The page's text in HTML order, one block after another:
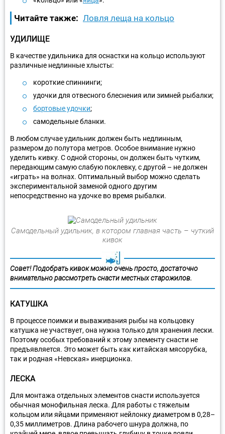
Читайте также: Ловля леща на кольцо
УДИЛИЩЕ
В качестве удильника для оснастки на кольцо используют
различные недлинные хлысты:
короткие спиннинги;
удочки для отвесного блеснения или зимней рыбалки;
бортовые удочки;
самодельные бланки.
В любом случае удильник должен быть недлинным,
размером до полутора метров. Особое внимание нужно
уделить кивку. С одной стороны, он должен быть чутким,
передающим самую слабую поклевку, с другой – не должен
«играть» на волнах. Оптимальный выбор можно сделать
экспериментальной заменой одного другим
непосредственно на удочке во время рыбалки.
Самодельный удильник, в котором главная часть – чуткий
кивок
Совет! Подобрать кивок можно очень просто, достаточно
внимательно рассмотреть снасти местных старожилов.
КАТУШКА
В процессе поимки и вываживания рыбы на кольцовку
катушка не участвует, она нужна только для хранения лески.
Поэтому особых требований к этому элементу снасти не
предъявляется. Это может быть как китайская мясорубка,
так и родная «Невская» инерционка.
ЛЕСКА
Для монтажа отдельных элементов снасти используется
обычная монофильная леска. Для работы с тяжелым
кольцом или яйцами применяют нейлонку диаметром в 0,28–
0,35 миллиметров. Длина рабочего шнура должна, по